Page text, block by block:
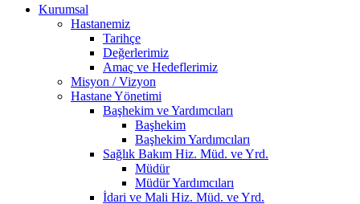
Kurumsal
Hastanemiz
Tarihçe
Değerlerimiz
Amaç ve Hedeflerimiz
Misyon / Vizyon
Hastane Yönetimi
Başhekim ve Yardımcıları
Başhekim
Başhekim Yardımcıları
Sağlık Bakım Hiz. Müd. ve Yrd.
Müdür
Müdür Yardımcıları
İdari ve Mali Hiz. Müd. ve Yrd.